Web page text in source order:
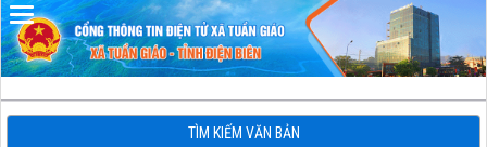
TÌM KIẾM VĂN BẢN
Đã kết nối EMC